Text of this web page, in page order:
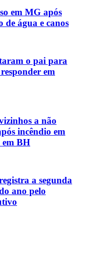
em MG após
água e canos
o pai para
em
a não
incêndio em
BH
a segunda
ano pelo